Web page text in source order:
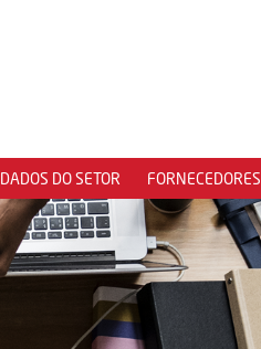
DADOS DO SETOR FORNECEDORES